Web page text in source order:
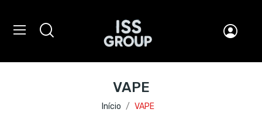
VAPE
Início VAPE